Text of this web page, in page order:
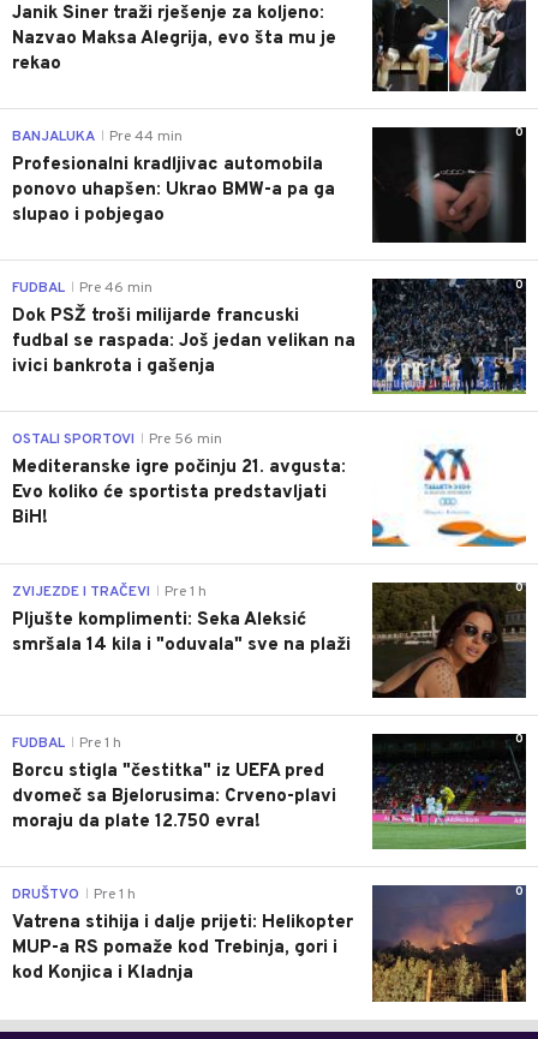
Janik Siner traži rješenje za koljeno:
Nazvao Maksa Alegrija, evo šta mu je
rekao
0
BANJALUKA Pre 44 min
Profesionalni kradljivac automobila
ponovo uhapšen: Ukrao BMW-a pa ga
slupao i pobjegao
0
FUDBAL Pre 46 min
Dok PSŽ troši milijarde francuski
fudbal se raspada: Još jedan velikan na
ivici bankrota i gašenja
OSTALI SPORTOVI Pre 56 min
Mediteranske igre počinju 21. avgusta:
Evo koliko će sportista predstavljati
BiH!
0
ZVIJEZDE I TRAČEVI Pre 1 h
Pljušte komplimenti: Seka Aleksić
smršala 14 kila i "oduvala" sve na plaži
0
FUDBAL Pre 1 h
Borcu stigla "čestitka" iz UEFA pred
dvomeč sa Bjelorusima: Crveno-plavi
moraju da plate 12.750 evra!
0
DRUŠTVO Pre 1 h
Vatrena stihija i dalje prijeti: Helikopter
MUP-a RS pomaže kod Trebinja, gori i
kod Konjica i Kladnja